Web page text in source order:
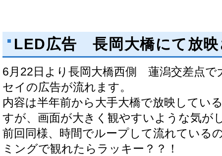
LED広告 長岡大橋にて放映
6月22日より長岡大橋西側 蓮潟交差点で
セイの広告が流れます。
内容は半年前から大手大橋で放映してい
すが、画面が大きく観やすいような気が
前回同様、時間でループして流れている
ミングで観れたらラッキー？？！